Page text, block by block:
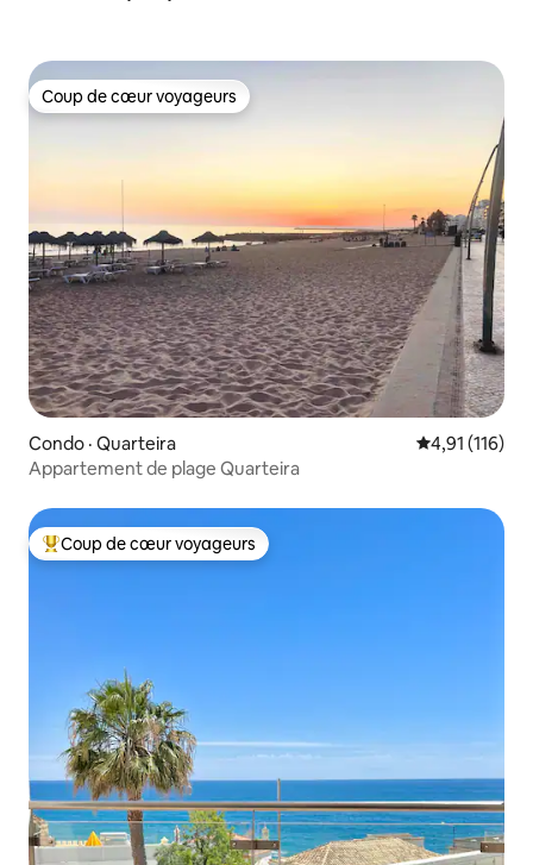
Coup de cœur voyageurs
Coup de cœur voyageurs
Condo · Quarteira Note
4,91 (116)
Appartement de plage Quarteira
Coup de cœur voyageurs parmi les plus aimés
Coup de cœur voyageurs